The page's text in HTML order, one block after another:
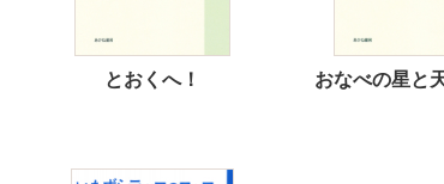
とおくへ！ おなべの星と